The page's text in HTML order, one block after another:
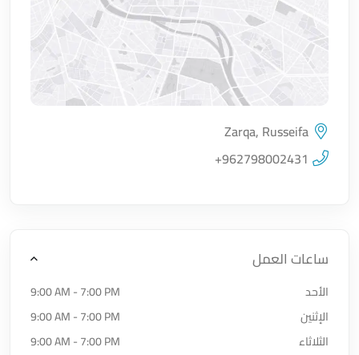
اضغط لتحميل الموقع
Zarqa, Russeifa
+962798002431
ساعات العمل
الأحد
9:00 AM - 7:00 PM
الإثنين
9:00 AM - 7:00 PM
الثلاثاء
9:00 AM - 7:00 PM